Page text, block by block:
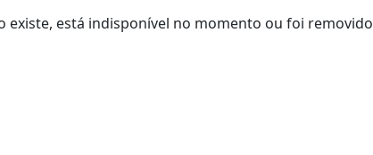
existe, está indisponível no momento ou foi